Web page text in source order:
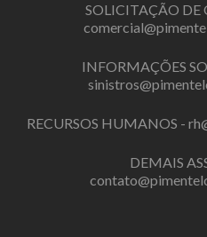
SOLICITAÇÃO DE
INFORMAÇÕES
RECURSOS HUMANOS -
DEMAIS